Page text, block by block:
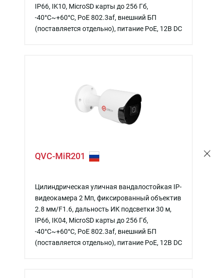
IP66, IK10, MicroSD карты до 256 Гб,
-40°C~+60°C, PoE 802.3af, внешний БП
(поставляется отдельно), питание PoE, 12В DC
QVC-MiR201
Цилиндрическая уличная вандалостойкая IP-
видеокамера 2 Мп, фиксированный объектив
2.8 мм/F1.6, дальность ИК подсветки 30 м,
IP66, IK04, MicroSD карты до 256 Гб,
-40°C~+60°C, PoE 802.3af, внешний БП
(поставляется отдельно), питание PoE, 12В DC